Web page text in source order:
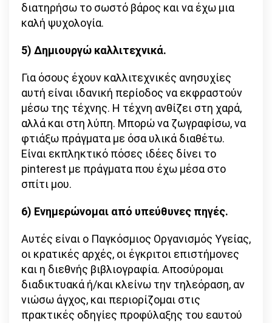
διατηρήσω το σωστό βάρος και να έχω μια
καλή ψυχολογία.
5) Δημιουργώ καλλιτεχνικά.
Για όσους έχουν καλλιτεχνικές ανησυχίες
αυτή είναι ιδανική περίοδος να εκφραστούν
μέσω της τέχνης. Η τέχνη ανθίζει στη χαρά,
αλλά και στη λύπη. Μπορώ να ζωγραφίσω, να
φτιάξω πράγματα με όσα υλικά διαθέτω.
Είναι εκπληκτικό πόσες ιδέες δίνει το
pinterest με πράγματα που έχω μέσα στο
σπίτι μου.
6) Ενημερώνομαι από υπεύθυνες πηγές.
Αυτές είναι ο Παγκόσμιος Οργανισμός Υγείας,
οι κρατικές αρχές, οι έγκριτοι επιστήμονες
και η διεθνής βιβλιογραφία. Αποσύρομαι
διαδικτυακά ή/και κλείνω την τηλεόραση, αν
νιώσω άγχος, και περιορίζομαι στις
πρακτικές οδηγίες προφύλαξης του εαυτού